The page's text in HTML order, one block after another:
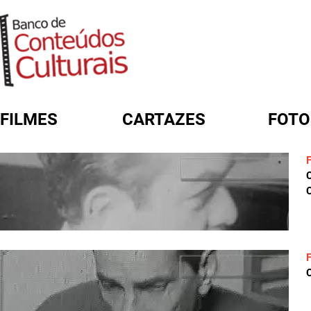
FILMES CARTAZES
FORMULÁRIO DE BUSCA